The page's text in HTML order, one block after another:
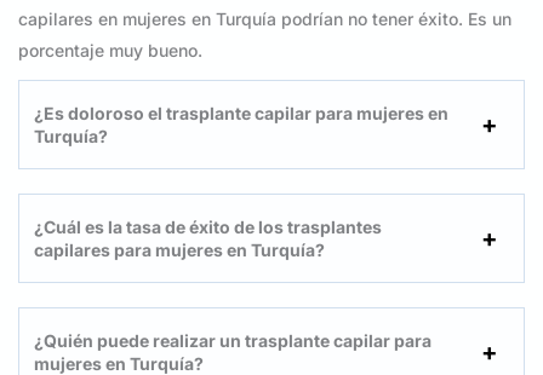
capilares en mujeres en Turquía podrían no tener éxito. Es un
porcentaje muy bueno.
¿Es doloroso el trasplante capilar para mujeres en
Turquía?
¿Cuál es la tasa de éxito de los trasplantes
capilares para mujeres en Turquía?
¿Quién puede realizar un trasplante capilar para
mujeres en Turquía?